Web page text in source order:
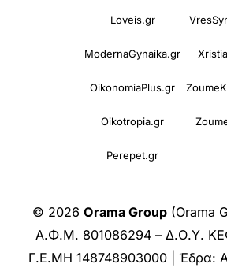
Loveis.gr
ModernaGynaika.gr
OikonomiaPlus.gr
Oikotropia.gr
Perepet.gr
© 2026 Orama Group (Orama
Α.Φ.Μ. 801086294 – Δ.Ο.Υ.
Γ.Ε.ΜΗ 148748903000 | Έδρα: